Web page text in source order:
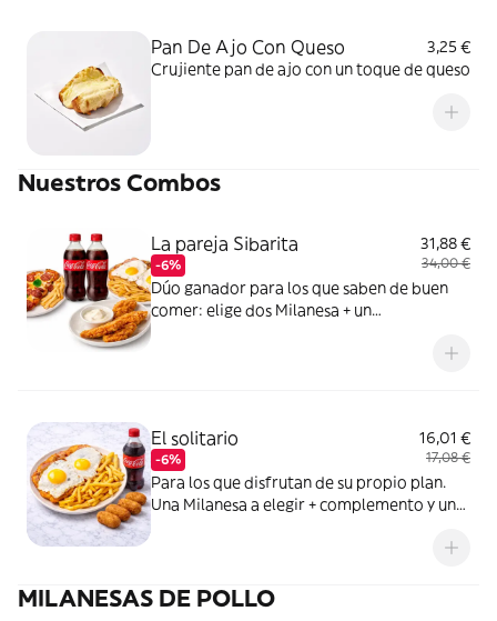
Pan De Ajo Con Queso
3,25 €
Crujiente pan de ajo con un toque de queso
Nuestros Combos
La pareja Sibarita
-6%
31,88 €
34,00 €
Dúo ganador para los que saben de buen
comer: elige dos Milanesa + un
El solitario
-6%
16,01 €
17,08 €
Para los que disfrutan de su propio plan.
Una Milanesa a elegir + complemento y un
MILANESAS DE POLLO